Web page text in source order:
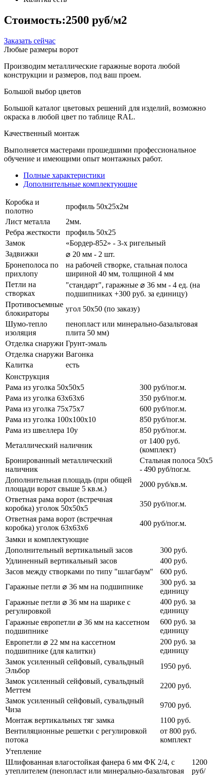
Стоимость:2500 руб/м2
Заказать сейчас
Любые размеры ворот
Производим металлические гаражные ворота любой
конструкции и размеров, под ваш проем.
Большой выбор цветов
Большой каталог цветовых решений для изделий, возможно
окраска в любой цвет по таблице RAL.
Качественный монтаж
Выполняется мастерами прошедшими профессиональное
обучение и имеющими опыт монтажных работ.
Полные характеристики
Дополнительные комплектующие
Коробка и
полотно
профиль 50х25х2м
Лист металла
2мм.
Ребра жесткости
профиль 50х25
Замок
«Бордер-852» - 3-х ригельный
Задвижки
⌀ 20 мм - 2 шт.
Бронеполоса по
прихлопу
на рабочей створке, стальная полоса
шириной 40 мм, толщиной 4 мм
Петли на
створках
"стандарт", гаражные ⌀ 36 мм - 4 ед. (на
подшипниках +300 руб. за единицу)
Противосъемные
блокираторы
угол 50х50 (по заказу)
Шумо-тепло
изоляция
пенопласт или минерально-базальтовая
плита 50 мм)
Отделка снаружи Грунт-эмаль
Отделка снаружи Вагонка
Калитка
есть
Конструкция
Рама из уголка 50х50х5
300 руб/пог.м.
Рама из уголка 63х63х6
350 руб/пог.м.
Рама из уголка 75х75х7
600 руб/пог.м.
Рама из уголка 100х100х10
850 руб/пог.м.
Рама из швеллера 10у
850 руб/пог.м.
Металлический наличник
от 1400 руб.
(комплект)
Бронированный металлический
наличник
Стальная полоса 50х5
- 490 руб/пог.м.
Дополнительная площадь (при общей
площади ворот свыше 5 кв.м.)
2000 руб/кв.м.
Ответная рама ворот (встречная
коробка) уголок 50х50х5
350 руб/пог.м.
Ответная рама ворот (встречная
коробка) уголок 63х63х6
400 руб/пог.м.
Замки и комплектующие
Дополнительный вертикальный засов
300 руб.
Удлиненный вертикальный засов
400 руб.
Засов между створками по типу "шлагбаум"
600 руб.
Гаражные петли ⌀ 36 мм на подшипнике
300 руб. за
единицу
Гаражные петли ⌀ 36 мм на шарике с
регулировкой
400 руб. за
единицу
Гаражные европетли ⌀ 36 мм на кассетном
подшипнике
600 руб. за
единицу
Европетли ⌀ 22 мм на кассетном
подшипнике (для калитки)
200 руб. за
единицу
Замок усиленный сейфовый, сувальдный
Эльбор
1950 руб.
Замок усиленный сейфовый, сувальдный
Меттем
2200 руб.
Замок усиленный сейфовый, сувальдный
Чиза
9700 руб.
Монтаж вертикальных тяг замка
1100 руб.
Вентиляционные решетки с регулировкой
потока
от 800 руб.
комплект
Утепление
Шлифованная влагостойкая фанера 6 мм ФК 2/4, с
утеплителем (пенопласт или минерально-базальтовая
1200
руб/